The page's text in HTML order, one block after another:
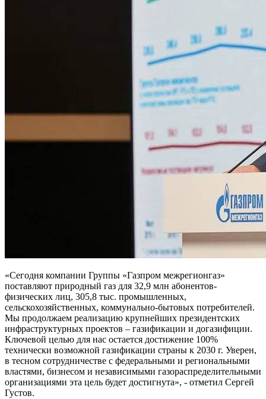
«Сегодня компании Группы «Газпром межрегионгаз»
поставляют природный газ для 32,9 млн абонентов-
физических лиц, 305,8 тыс. промышленных,
сельскохозяйственных, коммунально-бытовых потребителей.
Мы продолжаем реализацию крупнейших президентских
инфраструктурных проектов – газификации и догазифиции.
Ключевой целью для нас остается достижение 100%
технически возможной газификации страны к 2030 г. Уверен,
в тесном сотрудничестве с федеральными и региональными
властями, бизнесом и независимыми газораспределительными
организациями эта цель будет достигнута», - отметил Сергей
Густов.